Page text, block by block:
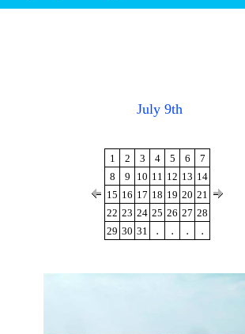
July 9th
1 2 3 4 5 6
7
8
9 10 11 12 13 14
15 16 17 18 19 20 21
22 23 24 25 26 27 28
29 30 31 . . . .